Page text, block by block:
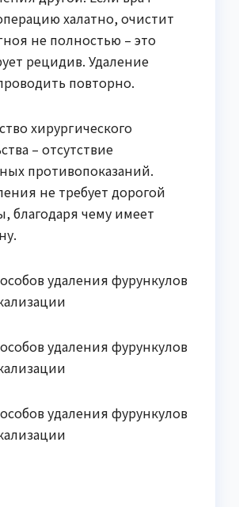
халатно, очистит
не полностью – это
рецидив. Удаление
повторно.
хирургического
– отсутствие
противопоказаний.
не требует дорогой
благодаря чему имеет